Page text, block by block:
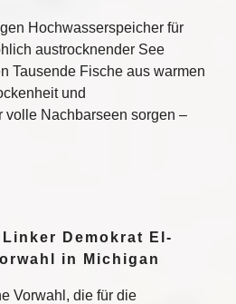
Hochwasserspeicher für
austrocknender See
Tausende Fische aus warmen
und
volle Nachbarseen sorgen –
Demokrat El-
in Michigan
Vorwahl, die für die